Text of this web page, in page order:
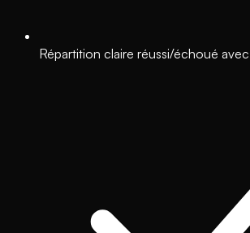
Répartition claire réussi/échoué